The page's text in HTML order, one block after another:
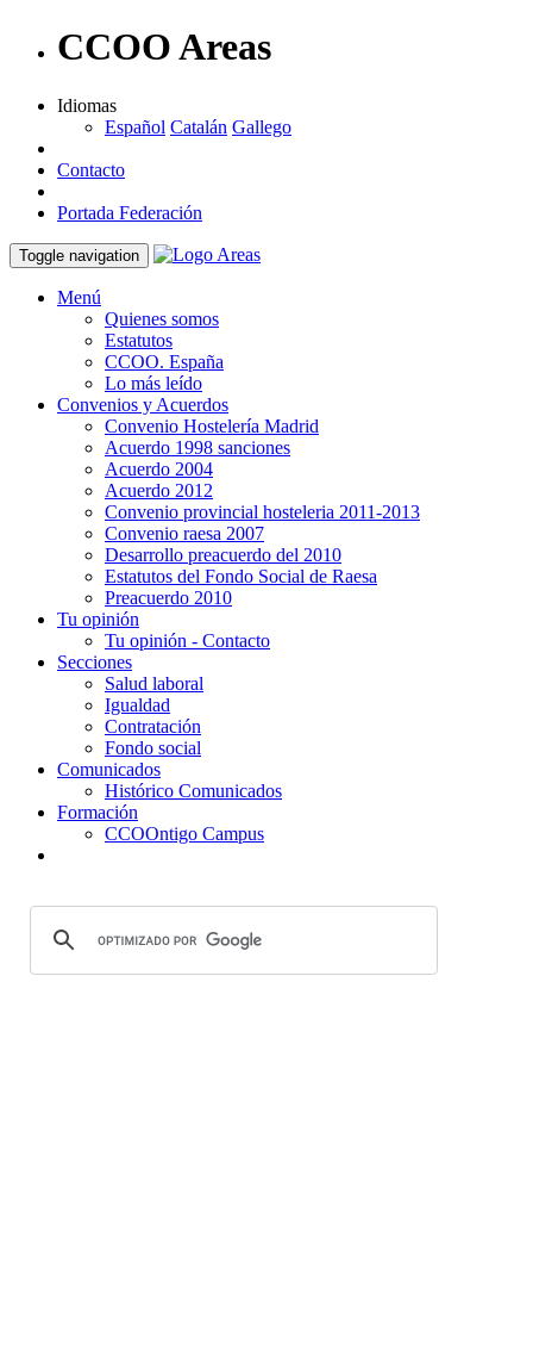
CCOO Areas
Idiomas
Español Catalán Gallego
Contacto
Portada Federación
Toggle navigation
Menú
Quienes somos
Estatutos
CCOO. España
Lo más leído
Convenios y Acuerdos
Convenio Hostelería Madrid
Acuerdo 1998 sanciones
Acuerdo 2004
Acuerdo 2012
Convenio provincial hosteleria 2011-2013
Convenio raesa 2007
Desarrollo preacuerdo del 2010
Estatutos del Fondo Social de Raesa
Preacuerdo 2010
Tu opinión
Tu opinión - Contacto
Secciones
Salud laboral
Igualdad
Contratación
Fondo social
Comunicados
Histórico Comunicados
Formación
CCOOntigo Campus